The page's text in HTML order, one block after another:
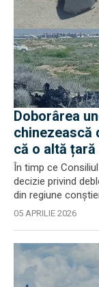
Doborârea
chinezească
că o altă
În timp ce
decizie privind
din regiune
05 APRILIE 2026